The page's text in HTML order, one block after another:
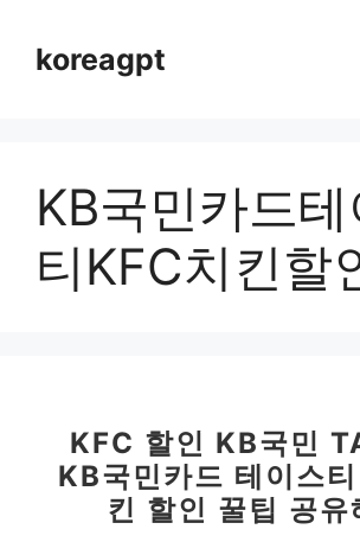
koreagpt
KB국민카드
티KFC치킨할
KFC 할인 KB국민
KB국민카드 테이스
킨 할인 꿀팁 공유